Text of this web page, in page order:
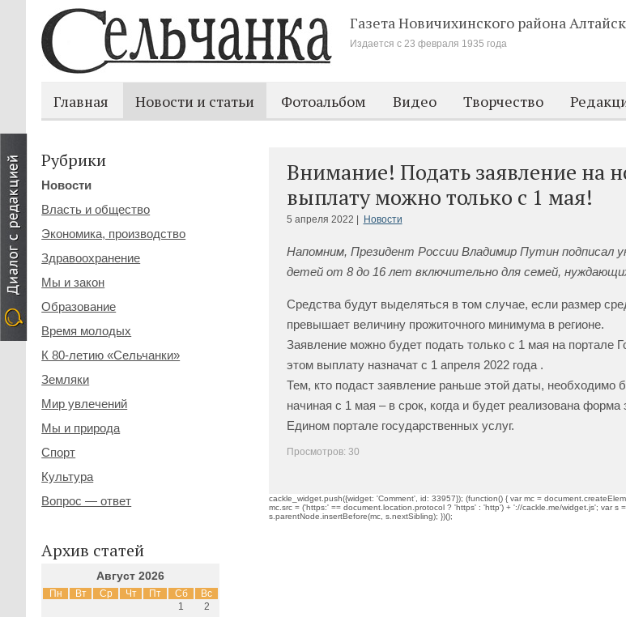
Газета Новичихинского района
Издается с 23 февраля 1935 года
Главная Новости и статьи Фотоальбом Видео Творчество
Внимание! Подать заявление на
выплату можно только с 1 мая!
5 апреля 2022 | Новости
Напомним, Президент России Владимир Путин подписал
детей от 8 до 16 лет включительно для семей,
Средства будут выделяться в том случае, если размер
превышает величину прожиточного минимума в регионе.
Заявление можно будет подать только с 1 мая на
этом выплату назначат с 1 апреля 2022 года .
Тем, кто подаст заявление раньше этой даты, необходимо
начиная с 1 мая – в срок, когда и будет реализована
Едином портале государственных услуг.
Просмотров: 30
cackle_widget.push({widget: 'Comment', id: 33957}); (function() { var mc =
mc.src = ('https:' == document.location.protocol ? 'https' : 'http') + '://cackle.me/widget.js'; var s
s.parentNode.insertBefore(mc, s.nextSibling); })();
Рубрики
Новости
Власть и общество
Экономика, производство
Здравоохранение
Мы и закон
Образование
Время молодых
К 80-летию «Сельчанки»
Земляки
Мир увлечений
Мы и природа
Спорт
Культура
Вопрос — ответ
Архив статей
Август 2026
Пн Вт Ср Чт Пт Сб Вс
1
2